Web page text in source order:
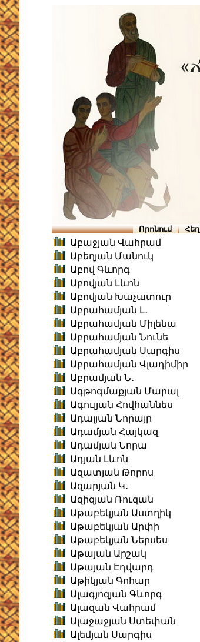
Որոնում
Աբաջյան Վահրամ
Աբեղյան Մանուկ
Աբով Գևորգ
Աբովյան Լևոն
Աբովյան Խաչատուր
Աբրահամյան Լ․
Աբրահամյան Միլենա
Աբրահամյան Նունե
Աբրահամյան Սարգիս
Աբրահամյան Վլադիմիր
Աբրամյան Ն․
Ագթոգմաքյան Մարալ
Ագուլյան Հովհաննես
Ադալյան Նորայր
Ադամյան Հայկազ
Ադամյան Նորա
Ադյան Լևոն
Ազատյան Թորոս
Ազարյան Կ․
Ազիզյան Ռուզան
Աթաբեկյան Աստղիկ
Աթաբեկյան Արփի
Աթաբեկյան Ներսես
Աթայան Արշակ
Աթայան Էդվարդ
Աթիկյան Գոհար
Ալագյոզյան Գևորգ
Ալազան Վահրամ
Ալաջաջյան Ստեփան
Ալեմյան Սարգիս